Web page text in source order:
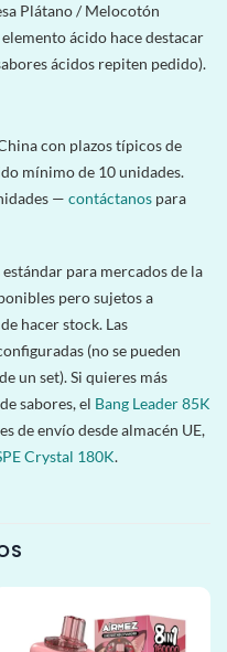
Plátano / Melocotón
ácido hace destacar
ácidos repiten pedido).
con plazos típicos de
mínimo de 10 unidades.
— contáctanos para
para mercados de la
pero sujetos a
hacer stock. Las
(no se pueden
un set). Si quieres más
sabores, el Bang Leader 85K
de envío desde almacén UE,
Crystal 180K.